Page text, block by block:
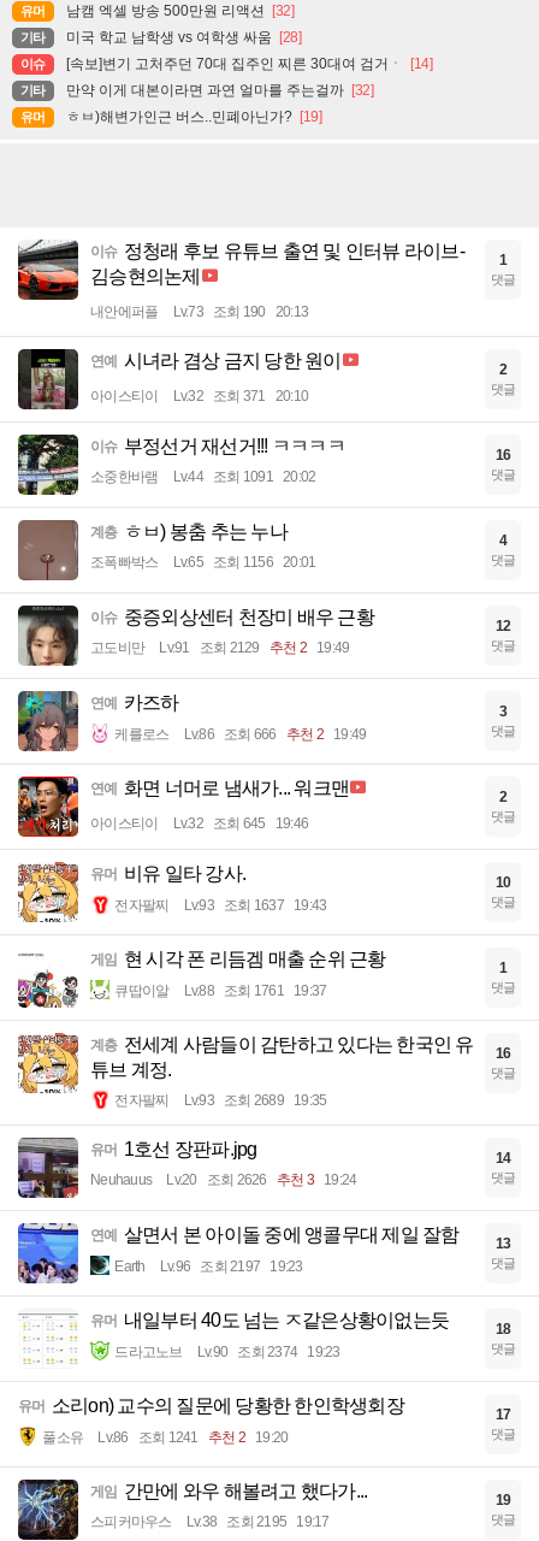
유머 남캠 엑셀 방송 500만원 리액션 [32]
기타 미국 학교 남학생 vs 여학생 싸움 [28]
이슈 [속보]변기 고처주던 70대 집주인 찌른 30대여 검거ㆍ [14]
기타 만약 이게 대본이라면 과연 얼마를 주는걸까 [32]
유머 ㅎㅂ)해변가인근 버스..민폐아닌가? [19]
이슈 정청래 후보 유튜브 출연 및 인터뷰 라이브-
김승현의논제
내안에퍼플 Lv.73 조회 190 20:13
1
댓글
연예 시녀라 겸상 금지 당한 원이
아이스티이 Lv.32 조회 371 20:10
2
댓글
이슈 부정선거 재선거!!! ㅋㅋㅋㅋ
소중한바램 Lv.44 조회 1091 20:02
16
댓글
계층 ㅎㅂ) 봉춤 추는 누나
조폭빠박스 Lv.65 조회 1156 20:01
4
댓글
이슈 중증외상센터 천장미 배우 근황
고도비만 Lv.91 조회 2129 추천 2 19:49
12
댓글
연예 카즈하
케를로스 Lv.86 조회 666 추천 2 19:49
3
댓글
연예 화면 너머로 냄새가... 워크맨
아이스티이 Lv.32 조회 645 19:46
2
댓글
유머 비유 일타 강사.
전자팔찌 Lv.93 조회 1637 19:43
10
댓글
게임 현 시각 폰 리듬겜 매출 순위 근황
큐땁이알 Lv.88 조회 1761 19:37
1
댓글
계층 전세계 사람들이 감탄하고 있다는 한국인 유
튜브 계정.
전자팔찌 Lv.93 조회 2689 19:35
16
댓글
유머 1호선 장판파.jpg
Neuhauus Lv.20 조회 2626 추천 3 19:24
14
댓글
연예 살면서 본 아이돌 중에 앵콜무대 제일 잘함
Earth Lv.96 조회 2197 19:23
13
댓글
유머 내일부터 40도 넘는 ㅈ같은상황이없는듯
드라고노브 Lv.90 조회 2374 19:23
18
댓글
유머 소리on) 교수의 질문에 당황한 한인학생회장
풀소유 Lv.86 조회 1241 추천 2 19:20
17
댓글
게임 간만에 와우 해볼려고 했다가...
스피커마우스 Lv.38 조회 2195 19:17
19
댓글